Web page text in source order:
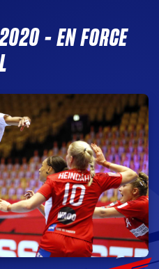
– EN FORCE